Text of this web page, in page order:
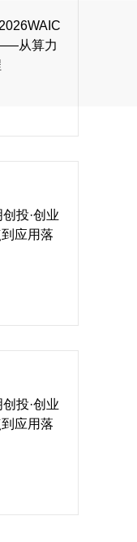
从算力
投·创业
应用落
投·创业
应用落